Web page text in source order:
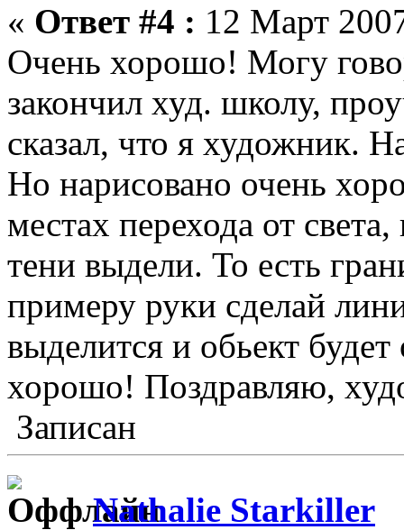
« Ответ #4 : 12 Март
Очень хорошо! Могу
закончил худ. школу,
сказал, что я художник.
Но нарисовано очень
местах перехода от
тени выдели. То есть
примеру руки сделай
выделится и обьект
хорошо! Поздравляю,
Записан
Nathalie Starkiller